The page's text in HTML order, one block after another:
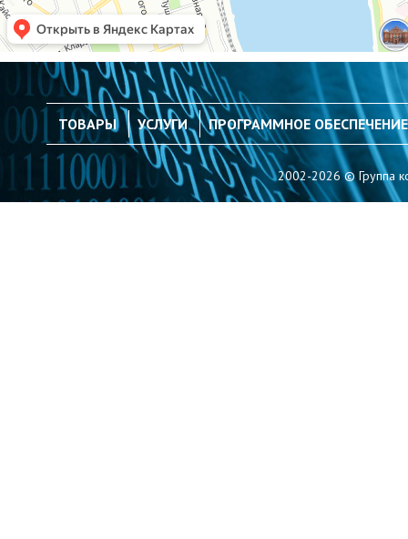
ТОВАРЫ УСЛУГИ ПРОГРАММНОЕ ОБЕСПЕЧЕНИЕ
2002-2026 © Группа